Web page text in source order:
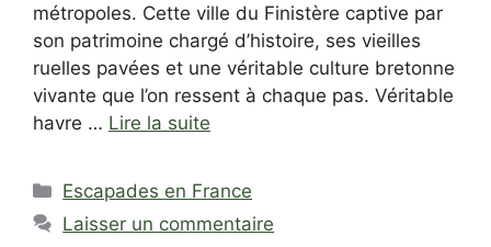
métropoles. Cette ville du Finistère captive par
son patrimoine chargé d’histoire, ses vieilles
ruelles pavées et une véritable culture bretonne
vivante que l’on ressent à chaque pas. Véritable
havre … Lire la suite
Catégories
Escapades en France
Laisser un commentaire